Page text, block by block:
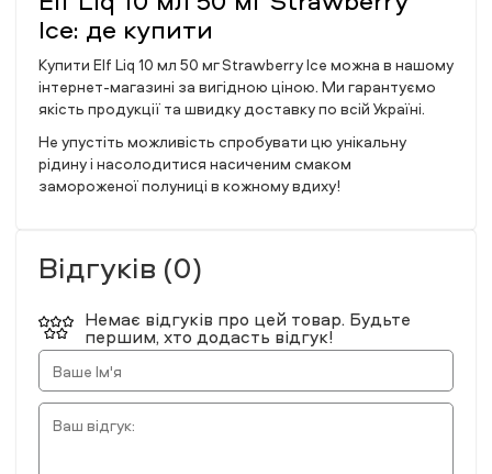
Ice: де купити
Купити Elf Liq 10 мл 50 мг Strawberry Ice можна в нашому
інтернет-магазині за вигідною ціною. Ми гарантуємо
якість продукції та швидку доставку по всій Україні.
Не упустіть можливість спробувати цю унікальну
рідину і насолодитися насиченим смаком
замороженої полуниці в кожному вдиху!
Відгуків (0)
Немає відгуків про цей товар. Будьте
першим, хто додасть відгук!